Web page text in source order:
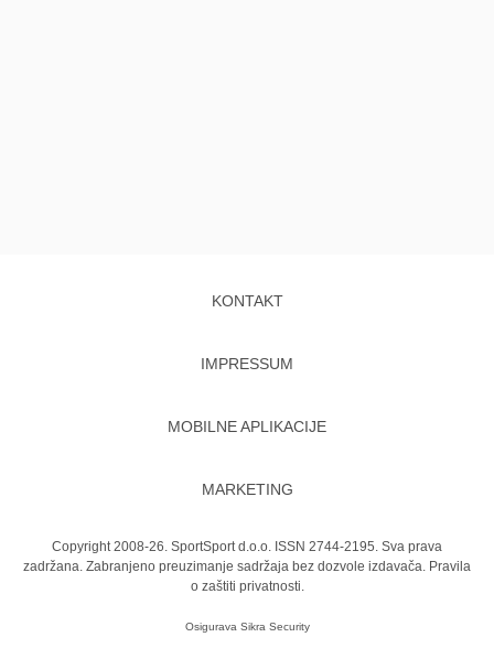
KONTAKT
IMPRESSUM
MOBILNE APLIKACIJE
MARKETING
Copyright 2008-26. SportSport d.o.o. ISSN 2744-2195. Sva prava
zadržana. Zabranjeno preuzimanje sadržaja bez dozvole izdavača. Pravila
o zaštiti privatnosti.
Osigurava Sikra Security